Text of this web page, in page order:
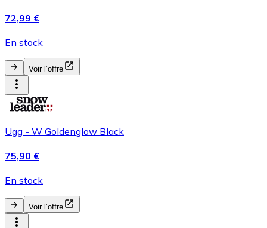
72,99 €
En stock
Voir l’offre
Ugg - W Goldenglow Black
75,90 €
En stock
Voir l’offre